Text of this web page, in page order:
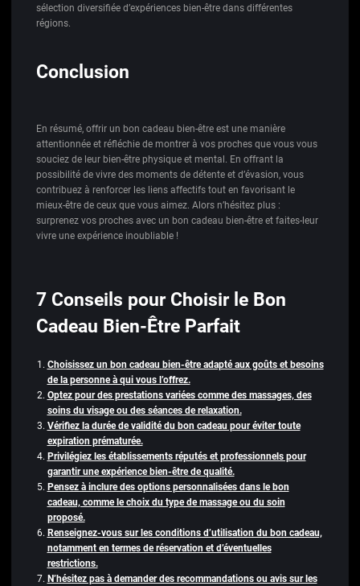
sélection diversifiée d’expériences bien-être dans différentes
régions.
Conclusion
En résumé, offrir un bon cadeau bien-être est une manière
attentionnée et réfléchie de montrer à vos proches que vous vous
souciez de leur bien-être physique et mental. En offrant la
possibilité de vivre des moments de détente et d’évasion, vous
contribuez à renforcer les liens affectifs tout en favorisant le
mieux-être de ceux que vous aimez. Alors n’hésitez plus :
surprenez vos proches avec un bon cadeau bien-être et faites-leur
vivre une expérience inoubliable !
7 Conseils pour Choisir le Bon
Cadeau Bien-Être Parfait
Choisissez un bon cadeau bien-être adapté aux goûts et besoins
de la personne à qui vous l’offrez.
Optez pour des prestations variées comme des massages, des
soins du visage ou des séances de relaxation.
Vérifiez la durée de validité du bon cadeau pour éviter toute
expiration prématurée.
Privilégiez les établissements réputés et professionnels pour
garantir une expérience bien-être de qualité.
Pensez à inclure des options personnalisées dans le bon
cadeau, comme le choix du type de massage ou du soin
proposé.
Renseignez-vous sur les conditions d’utilisation du bon cadeau,
notamment en termes de réservation et d’éventuelles
restrictions.
N’hésitez pas à demander des recommandations ou avis sur les